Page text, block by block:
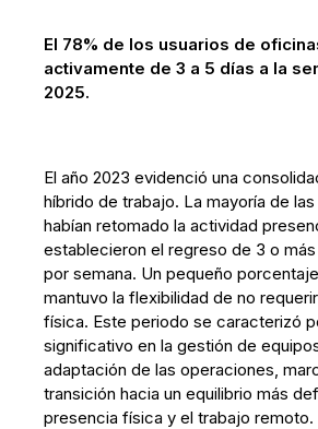
⁠El 78% de los usuarios de
activamente de 3 a 5 días a la
2025.
El año 2023 evidenció una
híbrido de trabajo. La mayoría de
habían retomado la actividad
establecieron el regreso de 3 o
por semana. Un pequeño
mantuvo la flexibilidad de no
física. Este periodo se caracterizó
significativo en la gestión de
adaptación de las operaciones,
transición hacia un equilibrio más
presencia física y el trabajo remoto.